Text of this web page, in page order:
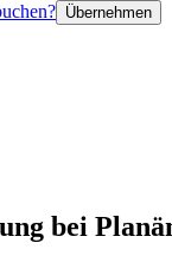
Übernehmen
bei